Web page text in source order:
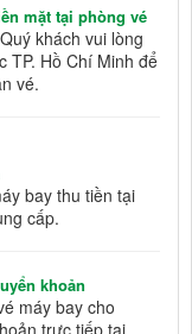
mặt tại phòng vé
khách vui lòng
TP. Hồ Chí Minh để
vé.
bay thu tiền tại
cấp.
khoản
máy bay cho
trực tiếp tại